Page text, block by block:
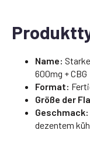
Name:
600mg + CBG
Format:
Größe der
Geschmack:
dezentem